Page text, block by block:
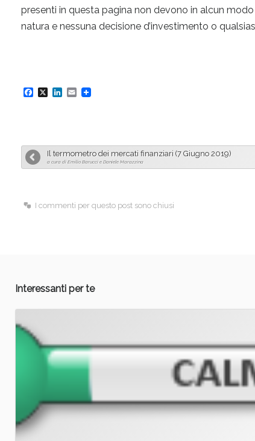
presenti in questa pagina non devono in alcun
natura e nessuna decisione d’investimento o
F
e
b
k
X
L
k
e
n
E
i
l
Il termometro dei mercati finanziari (7 Giugno 2019)
a cura di Emilio Barucci e Daniele Marazzina
I commenti per questo post sono chiusi
Interessanti per te